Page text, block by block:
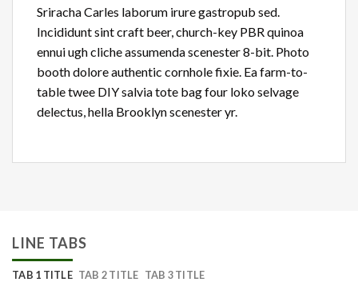
Sriracha Carles laborum irure gastropub sed.
Incididunt sint craft beer, church-key PBR quinoa
ennui ugh cliche assumenda scenester 8-bit. Photo
booth dolore authentic cornhole fixie. Ea farm-to-
table twee DIY salvia tote bag four loko selvage
delectus, hella Brooklyn scenester yr.
LINE TABS
TAB 1 TITLE TAB 2 TITLE TAB 3 TITLE